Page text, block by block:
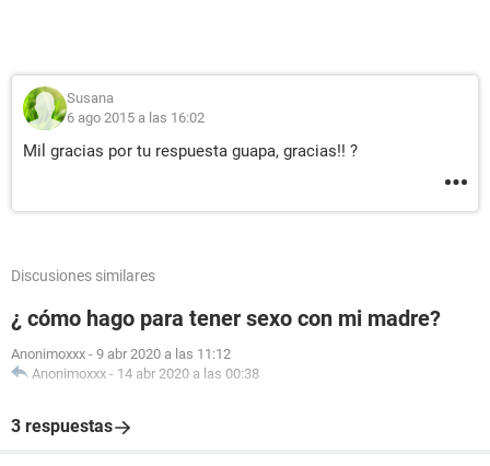
Susana
6 ago 2015 a las 16:02
Mil gracias por tu respuesta guapa, gracias!! ?
Discusiones similares
¿ cómo hago para tener sexo con mi madre?
Anonimoxxx - 9 abr 2020 a las 11:12
Anonimoxxx - 14 abr 2020 a las 00:38
3 respuestas